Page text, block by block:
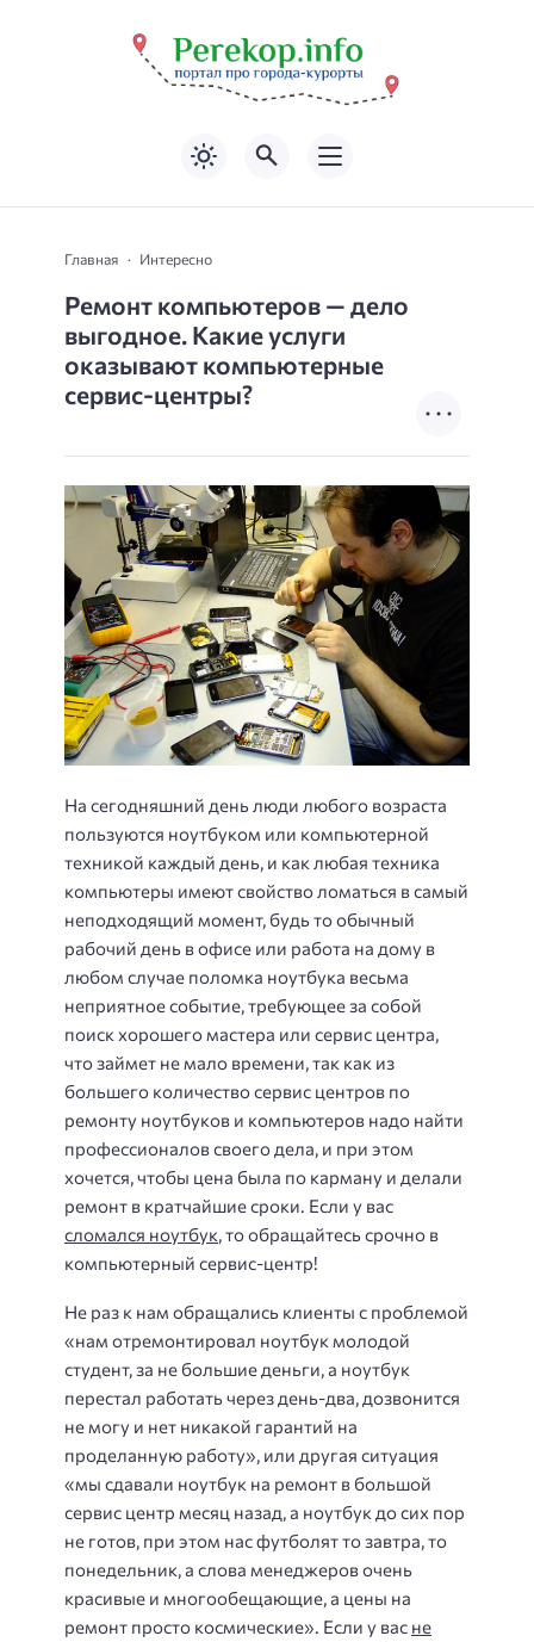
Главная Интересно
Ремонт компьютеров — дело
выгодное. Какие услуги
оказывают компьютерные
сервис-центры?
На сегодняшний день люди любого возраста
пользуются ноутбуком или компьютерной
техникой каждый день, и как любая техника
компьютеры имеют свойство ломаться в самый
неподходящий момент, будь то обычный
рабочий день в офисе или работа на дому в
любом случае поломка ноутбука весьма
неприятное событие, требующее за собой
поиск хорошего мастера или сервис центра,
что займет не мало времени, так как из
большего количество сервис центров по
ремонту ноутбуков и компьютеров надо найти
профессионалов своего дела, и при этом
хочется, чтобы цена была по карману и делали
ремонт в кратчайшие сроки. Если у вас
сломался ноутбук, то обращайтесь срочно в
компьютерный сервис-центр!
Не раз к нам обращались клиенты с проблемой
«нам отремонтировал ноутбук молодой
студент, за не большие деньги, а ноутбук
перестал работать через день-два, дозвонится
не могу и нет никакой гарантий на
проделанную работу», или другая ситуация
«мы сдавали ноутбук на ремонт в большой
сервис центр месяц назад, а ноутбук до сих пор
не готов, при этом нас футболят то завтра, то
понедельник, а слова менеджеров очень
красивые и многообещающие, а цены на
ремонт просто космические». Если у вас не